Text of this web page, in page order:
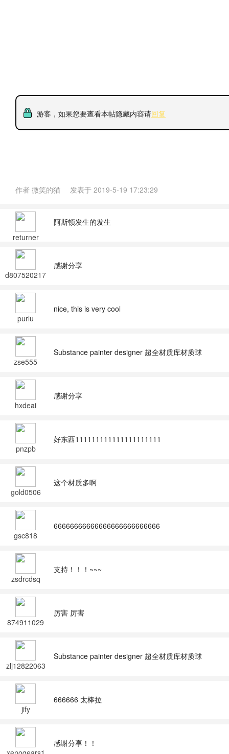
游客，如果您要查看本帖隐藏内容请回复
作者 微笑的猫 发表于 2019-5-19 17:23:29
returner
阿斯顿发生的发生
d807520217
感谢分享
purlu
nice, this is very cool
zse555
Substance painter designer 超全材质库材质球
hxdeai
感谢分享
pnzpb
好东西111111111111111111111
gold0506
这个材质多啊
gsc818
66666666666666666666666666
zsdrcdsq
支持！！！~~~
874911029
厉害 厉害
zlj12822063
Substance painter designer 超全材质库材质球
jify
666666 太棒拉
感谢分享！！